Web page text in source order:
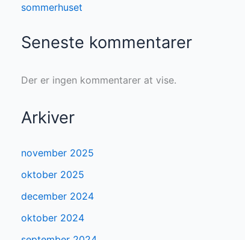
sommerhuset
Seneste kommentarer
Der er ingen kommentarer at vise.
Arkiver
november 2025
oktober 2025
december 2024
oktober 2024